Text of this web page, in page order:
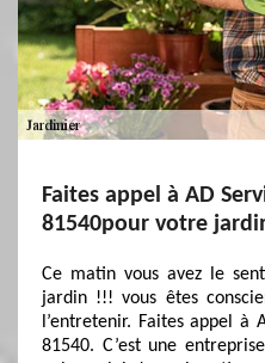
Faites appel à AD
81540pour votre
Ce matin vous avez le
jardin !!! vous êtes
l’entretenir. Faites appel à
81540. C’est une